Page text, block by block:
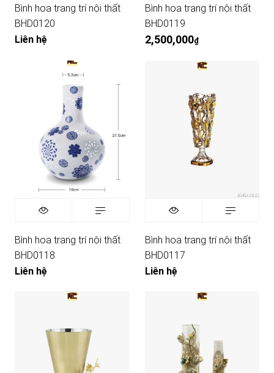
Bình hoa trang trí nội thất
BHD0120
Liên hệ
Bình hoa trang trí nội thất
BHD0119
2,500,000₫
Bình hoa trang trí nội thất
BHD0118
Liên hệ
Bình hoa trang trí nội thất
BHD0117
Liên hệ